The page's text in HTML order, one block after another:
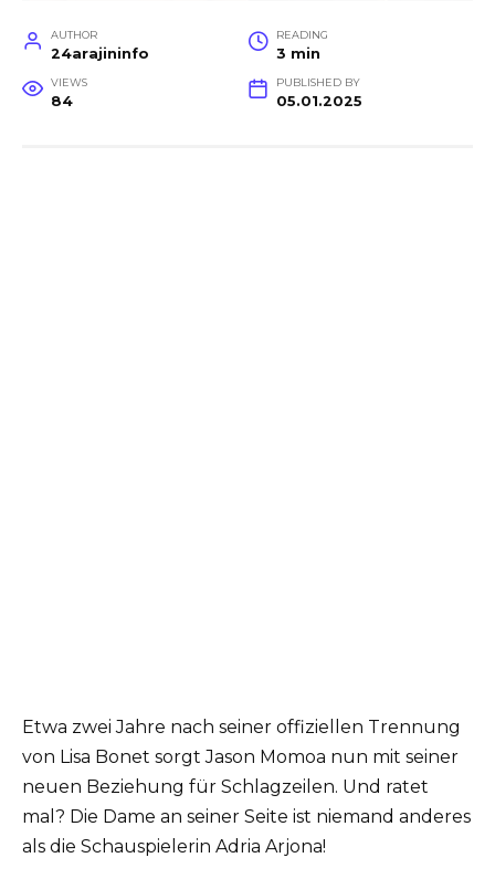
AUTHOR
24arajininfo
READING
3 min
VIEWS
84
PUBLISHED BY
05.01.2025
Etwa zwei Jahre nach seiner offiziellen Trennung
von Lisa Bonet sorgt Jason Momoa nun mit seiner
neuen Beziehung für Schlagzeilen. Und ratet
mal? Die Dame an seiner Seite ist niemand anderes
als die Schauspielerin Adria Arjona!